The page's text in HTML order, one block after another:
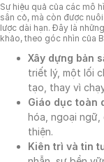
Sự hiệu quả của các mô
sân cỏ, mà còn được
lược dài hạn. Đây là
khảo, theo góc nhìn của
Xây dựng bản
triết lý, một lối
tạo, thay vì
Giáo dục toàn
hóa, ngoại
thiện.
Kiên trì và tin